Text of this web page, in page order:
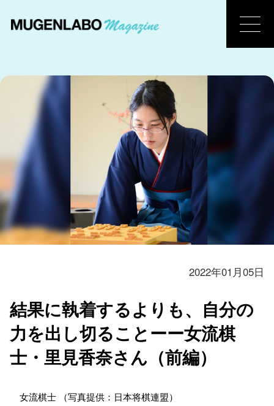
2022年01月05日
結果に執着するよりも、自分の
力を出し切ることーー女流棋
士・里見香奈さん（前編）
女流棋士 （写真提供：日本将棋連盟）